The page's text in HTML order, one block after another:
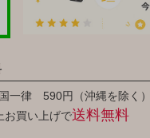
一律 590円（沖縄を除く）
お買い上げで送料無料